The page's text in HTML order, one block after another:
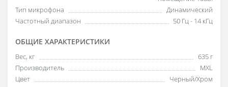
Тип микрофона
Динамический
Частотный диапазон
50 Гц - 14 кГц
ОБЩИЕ ХАРАКТЕРИСТИКИ
Вес, кг
635 г
Производитель
MXL
Цвет
Черный/Хром